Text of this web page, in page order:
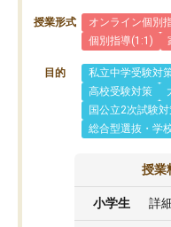
授業形式 オンライン個別
個別指導(1:1)
目的 私立中学受験対
高校受験対策
国公立2次試験
総合型選抜・学
授業
小学生 詳